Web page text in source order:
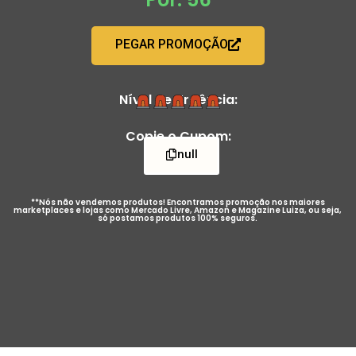
PEGAR PROMOÇÃO
Nível de Urgência:
Copie o Cupom:
null
**Nós não vendemos produtos! Encontramos promoção nos maiores
marketplaces e lojas como Mercado Livre, Amazon e Magazine Luiza, ou seja,
só postamos produtos 100% seguros.